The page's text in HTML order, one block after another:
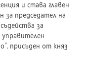
и става главен
за председател на
за
присъден от княз